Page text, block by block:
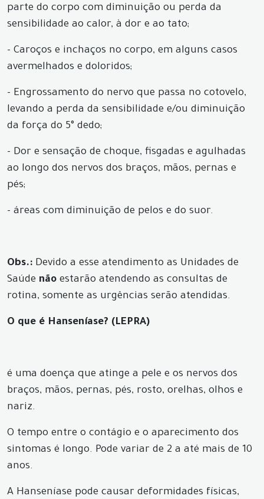
parte do corpo com diminuição ou perda da
sensibilidade ao calor, à dor e ao tato;
- Caroços e inchaços no corpo, em alguns casos
avermelhados e doloridos;
- Engrossamento do nervo que passa no cotovelo,
levando a perda da sensibilidade e/ou diminuição
da força do 5° dedo;
- Dor e sensação de choque, fisgadas e agulhadas
ao longo dos nervos dos braços, mãos, pernas e
pés;
- áreas com diminuição de pelos e do suor.
Obs.: Devido a esse atendimento as Unidades de
Saúde não estarão atendendo as consultas de
rotina, somente as urgências serão atendidas.
O que é Hanseníase? (LEPRA)
é uma doença que atinge a pele e os nervos dos
braços, mãos, pernas, pés, rosto, orelhas, olhos e
nariz.
O tempo entre o contágio e o aparecimento dos
sintomas é longo. Pode variar de 2 a até mais de 10
anos.
A Hanseníase pode causar deformidades físicas,